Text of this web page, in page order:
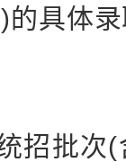
具体录
批次(